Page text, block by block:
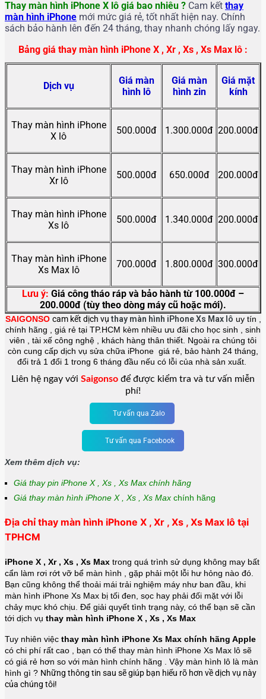
Thay màn hình iPhone X lô giá bao nhiêu ? Cam kết thay
màn hình iPhone mới mức giá rẻ, tốt nhất hiện nay. Chính
sách bảo hành lên đến 24 tháng, thay nhanh chóng lấy ngay.
Bảng giá thay màn hình iPhone X , Xr , Xs , Xs Max lô :
Dịch vụ
Giá màn
hình lô
Giá màn
hình zin
Giá mặt
kính
Thay màn hình iPhone
X lô
500.000đ 1.300.000đ 200.000đ
Thay màn hình iPhone
Xr lô
500.000đ 650.000đ 200.000đ
Thay màn hình iPhone
Xs lô
500.000đ 1.340.000đ 200.000đ
Thay màn hình iPhone
Xs Max lô
700.000đ 1.800.000đ 300.000đ
Lưu ý: Giá công tháo ráp và bảo hành từ 100.000đ –
200.000đ (tùy theo dòng máy cũ hoặc mới).
SAIGONSO cam kết dịch vụthay màn hình iPhone Xs Max lô uy tín ,
chính hãng , giá rẻ tại TP.HCM kèm nhiều ưu đãi cho học sinh , sinh
viên , tài xế công nghệ , khách hàng thân thiết. Ngoài ra chúng tôi
còn cung cấp dịch vụ sửa chữa iPhone giá rẻ, bảo hành 24 tháng,
đổi trả 1 đổi 1 trong 6 tháng đầu nếu có lỗi của nhà sản xuất.
Liên hệ ngay với Saigonso để được kiểm tra và tư vấn miễn
phí!
Tư vấn qua Zalo
Tư vấn qua Facebook
Xem thêm dịch vụ:
Giá thay pin iPhone X , Xs , Xs Max chính hãng
Giá thay màn hình iPhone X , Xs , Xs Max chính hãng
Địa chỉ thay màn hình iPhone X , Xr , Xs , Xs Max lô tại
TPHCM
iPhone X , Xr , Xs , Xs Max trong quá trình sử dụng không may bất
cẩn làm rơi rớt vỡ bể màn hình , gặp phải một lỗi hư hỏng nào đó.
Bạn cũng không thể thoải mái trải nghiệm máy như ban đầu, khi
màn hình iPhone Xs Max bị tối đen, sọc hay phải đối mặt với lỗi
chảy mực khó chịu. Để giải quyết tình trạng này, có thể bạn sẽ cần
tới dịch vụ thay màn hình iPhone X , Xs , Xs Max
Tuy nhiên việc thay màn hình iPhone Xs Max chính hãng Apple
có chi phí rất cao , bạn có thể thay màn hình iPhone Xs Max lô sẽ
có giá rẻ hơn so với màn hình chính hãng . Vậy màn hình lô là màn
hình gì ? Những thông tin sau sẽ giúp bạn hiểu rõ hơn về dịch vụ này
của chúng tôi!